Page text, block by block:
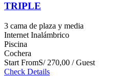
TRIPLE
3 cama de plaza y media
Internet Inalámbrico
Piscina
Cochera
Start FromS/ 270,00 / Guest
Check Details